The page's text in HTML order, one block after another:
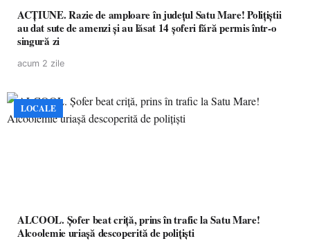
ACȚIUNE. Razie de amploare în județul Satu Mare! Polițiștii
au dat sute de amenzi și au lăsat 14 șoferi fără permis într-o
singură zi
acum 2 zile
LOCALE
ALCOOL. Șofer beat criță, prins în trafic la Satu Mare!
Alcoolemie uriașă descoperită de polițiști